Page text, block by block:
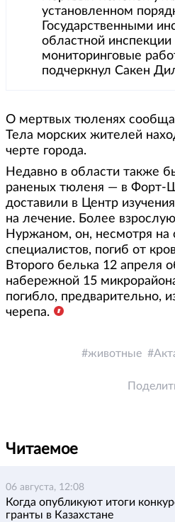
установленном
Государственными
областной
мониторинговые
подчеркнул Сакен
О мертвых тюленях
Тела морских жителей
черте города.
Недавно в области также
раненых тюленя — в Форт-
доставили в Центр
на лечение. Более
Нуржаном, он, несмотря
специалистов, погиб от
Второго белька 12 апреля
набережной 15
погибло, предварительно,
черепа.
животные
Читаемое
06 августа, 12:08
Когда опубликуют итоги
гранты в Казахстане